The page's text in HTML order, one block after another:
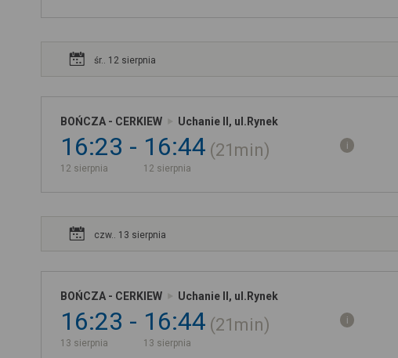
śr.. 12 sierpnia
BOŃCZA - CERKIEW Uchanie II, ul.Rynek
16:23
12 sierpnia
16:44
12 sierpnia
21min
czw.. 13 sierpnia
BOŃCZA - CERKIEW Uchanie II, ul.Rynek
16:23
13 sierpnia
16:44
13 sierpnia
21min